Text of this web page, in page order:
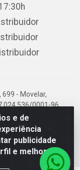
e de
publicidade
e melhorar a
699 - Movelar,
0001-96